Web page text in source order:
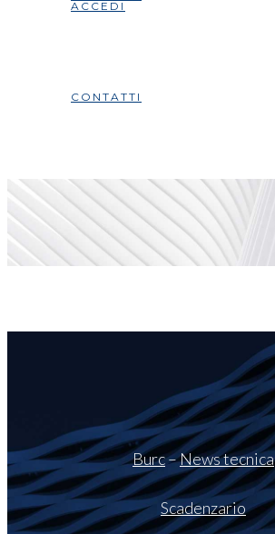
ACCEDI
CONTATTI
Burc–News tecnica
Scadenzario